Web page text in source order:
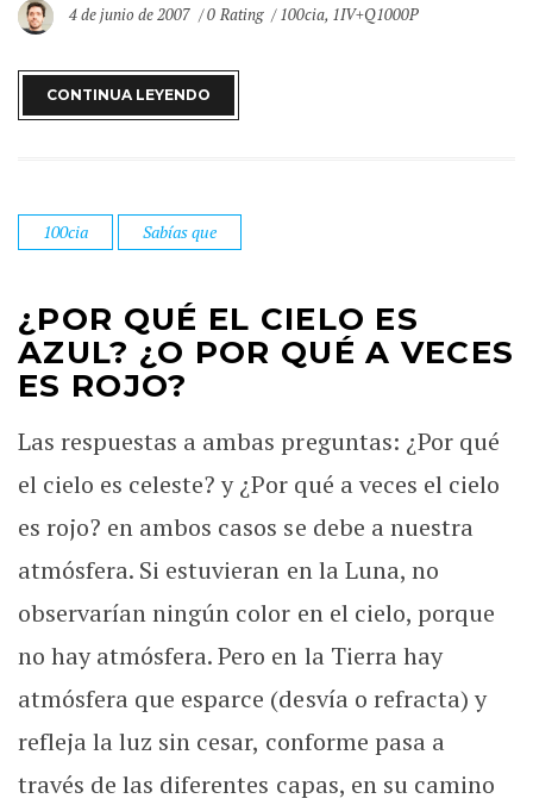
4 de junio de 2007 0 Rating 100cia, 1IV+Q1000P
CONTINUA LEYENDO
100cia Sabías que
¿POR QUÉ EL CIELO ES
AZUL? ¿O POR QUÉ A VECES
ES ROJO?
Las respuestas a ambas preguntas: ¿Por qué
el cielo es celeste? y ¿Por qué a veces el cielo
es rojo? en ambos casos se debe a nuestra
atmósfera. Si estuvieran en la Luna, no
observarían ningún color en el cielo, porque
no hay atmósfera. Pero en la Tierra hay
atmósfera que esparce (desvía o refracta) y
refleja la luz sin cesar, conforme pasa a
través de las diferentes capas, en su camino